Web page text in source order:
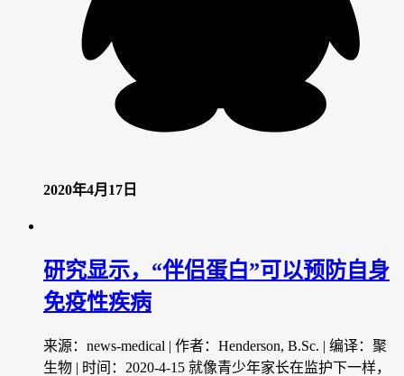
2020年4月17日
研究显示，“伴侣蛋白”可以预防自身
免疫性疾病
来源：news-medical | 作者：Henderson, B.Sc. | 编译：聚
生物 | 时间：2020-4-15 就像青少年家长在监护下一样，